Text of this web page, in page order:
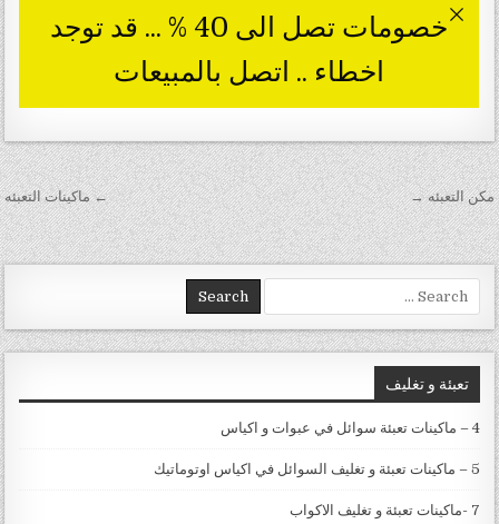
تصفّح المقالات ← ماكينات التعبئه مكن التعبئه →
Search for:
تعبئة و تغليف
4 – ماكينات تعبئة سوائل في عبوات و اكياس
5 – ماكينات تعبئة و تغليف السوائل في اكياس اوتوماتيك
7 -ماكينات تعبئة و تغليف الاكواب